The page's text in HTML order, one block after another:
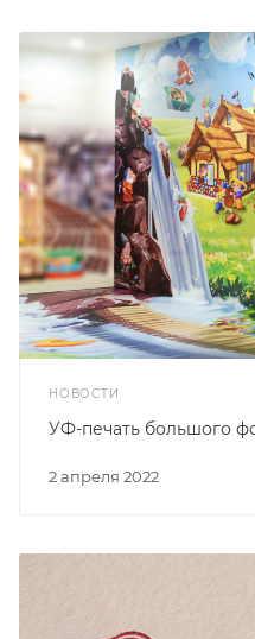
НОВОСТИ
2 апреля 2022
УФ-печать большого